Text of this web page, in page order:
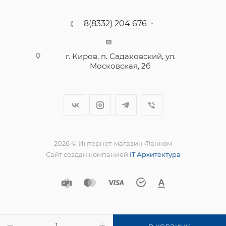
8(8332) 204 676
г. Киров, п. Садаковский, ул.
Московская, 2б
2026 © Интернет-магазин Фанком
Сайт создан компанией IT Архитектура